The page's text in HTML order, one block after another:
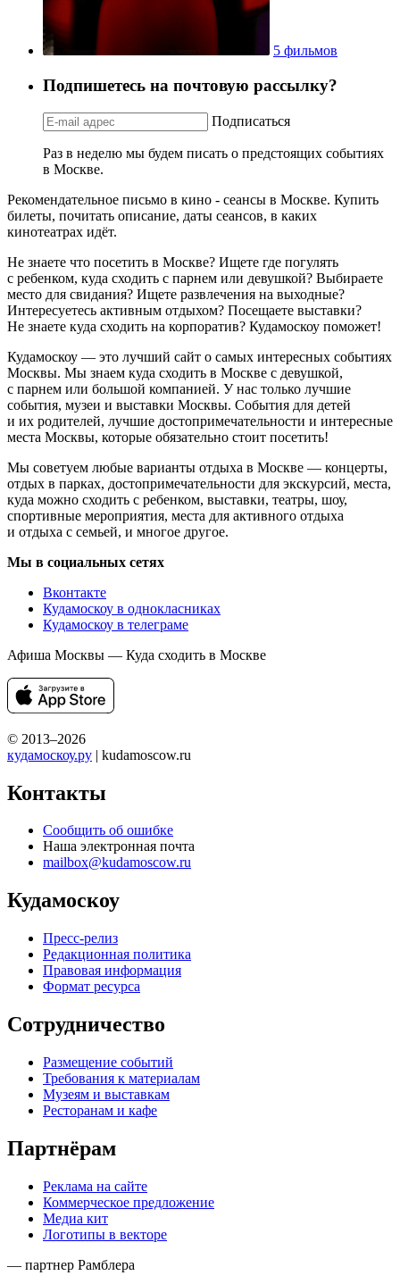
5 фильмов
Подпишетесь на почтовую рассылку?
Подписаться
Раз в неделю мы будем писать о предстоящих событиях
в Москве.
Рекомендательное письмо в кино - сеансы в Москве. Купить
билеты, почитать описание, даты сеансов, в каких
кинотеатрах идёт.
Не знаете что посетить в Москве? Ищете где погулять
с ребенком, куда сходить с парнем или девушкой? Выбираете
место для свидания? Ищете развлечения на выходные?
Интересуетесь активным отдыхом? Посещаете выставки?
Не знаете куда сходить на корпоратив? Кудамоскоу поможет!
Кудамоскоу — это лучший сайт о самых интересных событиях
Москвы. Мы знаем куда сходить в Москве с девушкой,
с парнем или большой компанией. У нас только лучшие
события, музеи и выставки Москвы. События для детей
и их родителей, лучшие достопримечательности и интересные
места Москвы, которые обязательно стоит посетить!
Мы советуем любые варианты отдыха в Москве — концерты,
отдых в парках, достопримечательности для экскурсий, места,
куда можно сходить с ребенком, выставки, театры, шоу,
спортивные мероприятия, места для активного отдыха
и отдыха с семьей, и многое другое.
Мы в социальных сетях
Вконтакте
Кудамоскоу в однокласниках
Кудамоскоу в телеграме
Афиша Москвы — Куда сходить в Москве
© 2013–2026
кудамоскоу.ру | kudamoscow.ru
Контакты
Сообщить об ошибке
Наша электронная почта
mailbox@kudamoscow.ru
Кудамоскоу
Пресс-релиз
Редакционная политика
Правовая информация
Формат ресурса
Сотрудничество
Размещение событий
Требования к материалам
Музеям и выставкам
Ресторанам и кафе
Партнёрам
Реклама на сайте
Коммерческое предложение
Медиа кит
Логотипы в векторе
— партнер Рамблера